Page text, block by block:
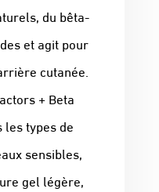
du bêta-
et agit pour
cutanée.
+ Beta
les types de
sensibles,
gel légère,